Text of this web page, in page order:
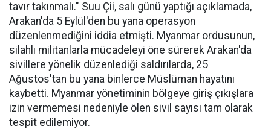
tavır takınmalı." Suu Çii, salı günü yaptığı açıklamada,
Arakan'da 5 Eylül'den bu yana operasyon
düzenlenmediğini iddia etmişti. Myanmar ordusunun,
silahlı militanlarla mücadeleyi öne sürerek Arakan'da
sivillere yönelik düzenlediği saldırılarda, 25
Ağustos'tan bu yana binlerce Müslüman hayatını
kaybetti. Myanmar yönetiminin bölgeye giriş çıkışlara
izin vermemesi nedeniyle ölen sivil sayısı tam olarak
tespit edilemiyor.